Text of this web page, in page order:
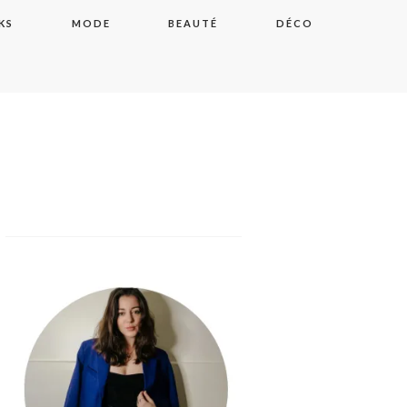
MODE BEAUTÉ DÉCO